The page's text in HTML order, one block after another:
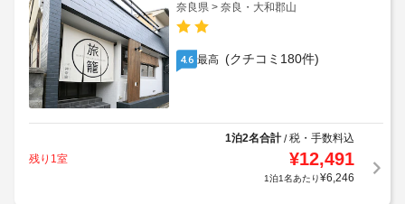
奈良県 > 奈良・大和郡山
4.6 最高 (クチコミ180件)
1泊2名合計/税・手数料込
残り1室
¥12,491
1泊1名あたり¥6,246